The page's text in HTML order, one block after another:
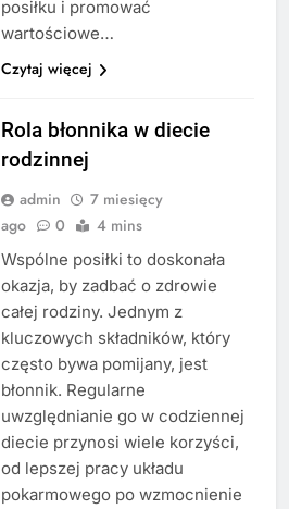
posiłku i promować
wartościowe…
Czytaj więcej
Rola błonnika w diecie
rodzinnej
admin
7 miesięcy
ago
0 4 mins
Wspólne posiłki to doskonała
okazja, by zadbać o zdrowie
całej rodziny. Jednym z
kluczowych składników, który
często bywa pomijany, jest
błonnik. Regularne
uwzględnianie go w codziennej
diecie przynosi wiele korzyści,
od lepszej pracy układu
pokarmowego po wzmocnienie